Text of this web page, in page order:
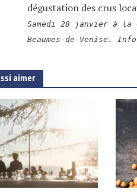
dégustation des crus
Samedi 28 janvier à la
Beaumes-de-Venise.
aimer